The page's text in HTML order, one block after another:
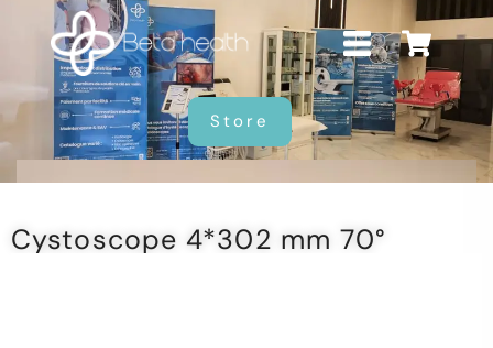
Store
Cystoscope 4*302 mm 70°